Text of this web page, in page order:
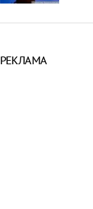
РЕКЛАМА